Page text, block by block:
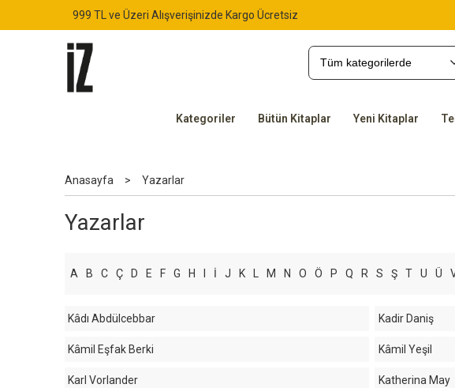
999 TL ve Üzeri Alışverişinizde Kargo Ücretsiz
Kategoriler Bütün Kitaplar Yeni Kitaplar
Anasayfa > Yazarlar
Yazarlar
A B C Ç D E F G H I İ J K L M N O Ö P Q R S Ş T U Ü
Kâdı Abdülcebbar Kadir Daniş
Kâmil Eşfak Berki Kâmil Yeşil
Karl Vorlander Katherina May